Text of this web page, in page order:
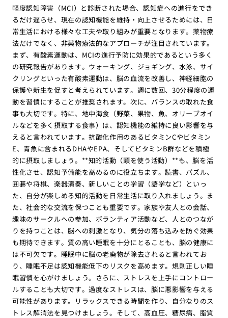
軽度認知障害（MCI）と診断された場合、認知症への進行をでき
るだけ遅らせ、現在の認知機能を維持・向上させるためには、日
常生活における様々な工夫や取り組みが重要となります。薬物療
法だけでなく、非薬物療法的なアプローチが注目されています。
まず、有酸素運動は、MCIの進行予防に効果的であるという多く
の研究報告があります。ウォーキング、ジョギング、水泳、サイ
クリングといった有酸素運動は、脳の血流を改善し、神経細胞の
保護や新生を促すと考えられています。週に数回、30分程度の運
動を習慣にすることが推奨されます。次に、バランスの取れた食
事も大切です。特に、地中海食（野菜、果物、魚、オリーブオイ
ルなどを多く摂取する食事）は、認知機能の維持に良い影響を与
えると言われています。抗酸化作用のあるビタミンCやビタミン
E、青魚に含まれるDHAやEPA、そしてビタミンB群などを積極
的に摂取しましょう。**知的活動（頭を使う活動）**も、脳を活
性化させ、認知予備能を高めるのに役立ちます。読書、パズル、
囲碁や将棋、楽器演奏、新しいことの学習（語学など）といっ
た、自分が楽しめる知的活動を日常生活に取り入れましょう。ま
た、社会的な交流を保つことも重要です。家族や友人との会話、
趣味のサークルへの参加、ボランティア活動など、人とのつなが
りを持つことは、脳への刺激となり、気分の落ち込みを防ぐ効果
も期待できます。質の高い睡眠を十分にとることも、脳の健康に
は不可欠です。睡眠中に脳の老廃物が除去されると言われてお
り、睡眠不足は認知機能低下のリスクを高めます。規則正しい睡
眠習慣を心がけましょう。さらに、ストレスを上手にコントロー
ルすることも大切です。過度なストレスは、脳に悪影響を与える
可能性があります。リラックスできる時間を作り、自分なりのス
トレス解消法を見つけましょう。そして、高血圧、糖尿病、脂質